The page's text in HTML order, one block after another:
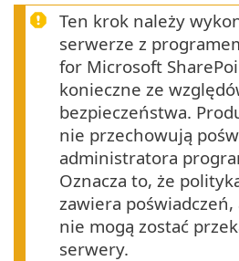
Ten krok należy
serwerze z
for Microsoft
konieczne ze
bezpieczeństwa.
nie przechowują
administratora
Oznacza to, że
zawiera
nie mogą zostać
serwery.